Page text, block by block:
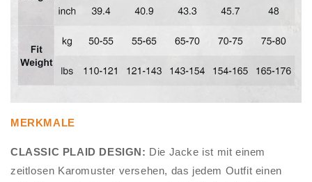
MERKMALE
CLASSIC PLAID DESIGN: Die Jacke ist mit einem
zeitlosen Karomuster versehen, das jedem Outfit einen